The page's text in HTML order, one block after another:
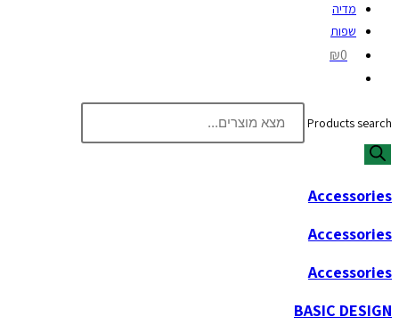
מדיה
שפות
₪0
Products search
Accessories
Accessories
Accessories
BASIC DESIGN